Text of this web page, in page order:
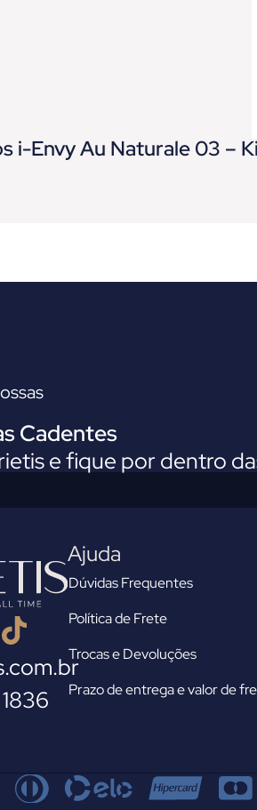
i-Envy Au Naturale 03 –
Cadentes
e fique por dentro
Ajuda
Dúvidas Frequentes
Política de Frete
Trocas e Devoluções
Prazo de entrega e valor de